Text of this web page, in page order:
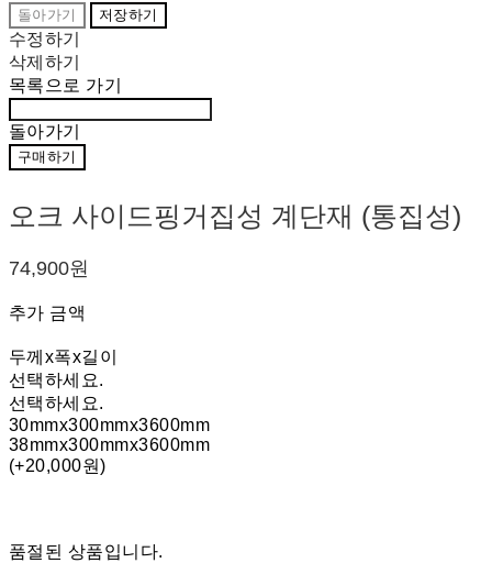
돌아가기 저장하기
수정하기
삭제하기
목록으로 가기
돌아가기
구매하기
오크 사이드핑거집성 계단재 (통집성)
74,900원
추가 금액
두께x폭x길이
선택하세요.
선택하세요.
30mmx300mmx3600mm
38mmx300mmx3600mm
(+20,000원)
품절된 상품입니다.